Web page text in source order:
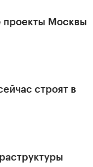
проекты Москвы
строят в